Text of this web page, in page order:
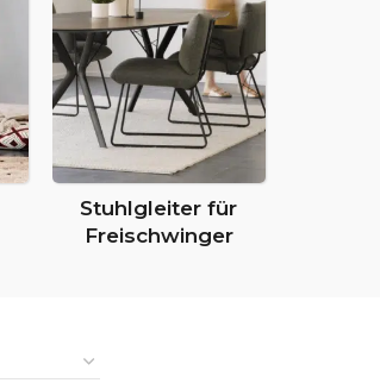
Stuhlgleiter für
Freischwinger